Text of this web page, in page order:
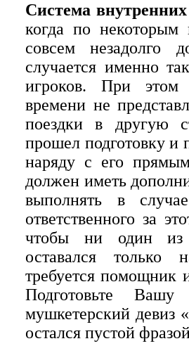
Система
когда по некоторым
совсем незадолго
случается именно
игроков. При этом
времени не
поездки в другую
прошел подготовку
наряду с его
должен иметь
выполнять в
ответственного за
чтобы ни один из
оставался только
требуется
Подготовьте
мушкетерский девиз
остался пустой